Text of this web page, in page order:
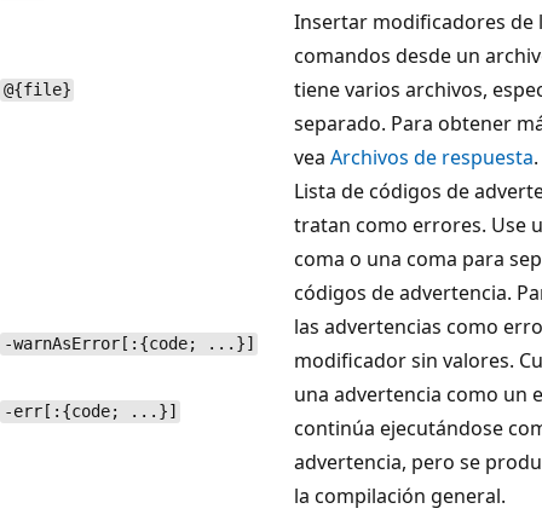
@{file}
Insertar modificadores de
comandos desde un
tiene varios archivos,
separado. Para obtener
vea Archivos de respuesta.
-warnAsError[:{code; ...}]
-err[:{code; ...}]
Lista de códigos de
tratan como errores. Use
coma o una coma para
códigos de advertencia.
las advertencias como
modificador sin valores.
una advertencia como un
continúa ejecutándose
advertencia, pero se
la compilación general.